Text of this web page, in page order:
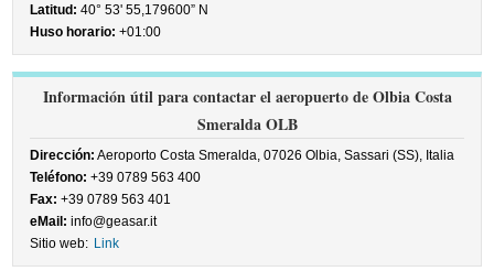
Latitud: 40° 53' 55,179600” N
Huso horario: +01:00
Información útil para contactar el aeropuerto de Olbia Costa
Smeralda OLB
Dirección: Aeroporto Costa Smeralda, 07026 Olbia, Sassari (SS), Italia
Teléfono: +39 0789 563 400
Fax: +39 0789 563 401
eMail: info@geasar.it
Sitio web: Link